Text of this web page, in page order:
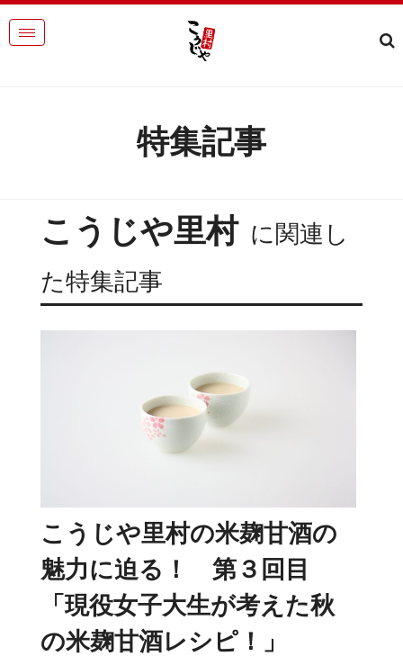
特集記事
こうじや里村 に関連し
た特集記事
こうじや里村の米麹甘酒の
魅力に迫る！ 第３回目
「現役女子大生が考えた秋
の米麹甘酒レシピ！」